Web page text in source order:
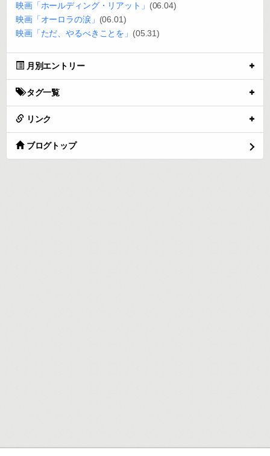
映画「ホールディング・リアット」 (06.04)
映画「オーロラの涙」 (06.01)
映画「ただ、やるべきことを」 (05.31)
月別エントリー
タグ一覧
リンク
ブログトップ